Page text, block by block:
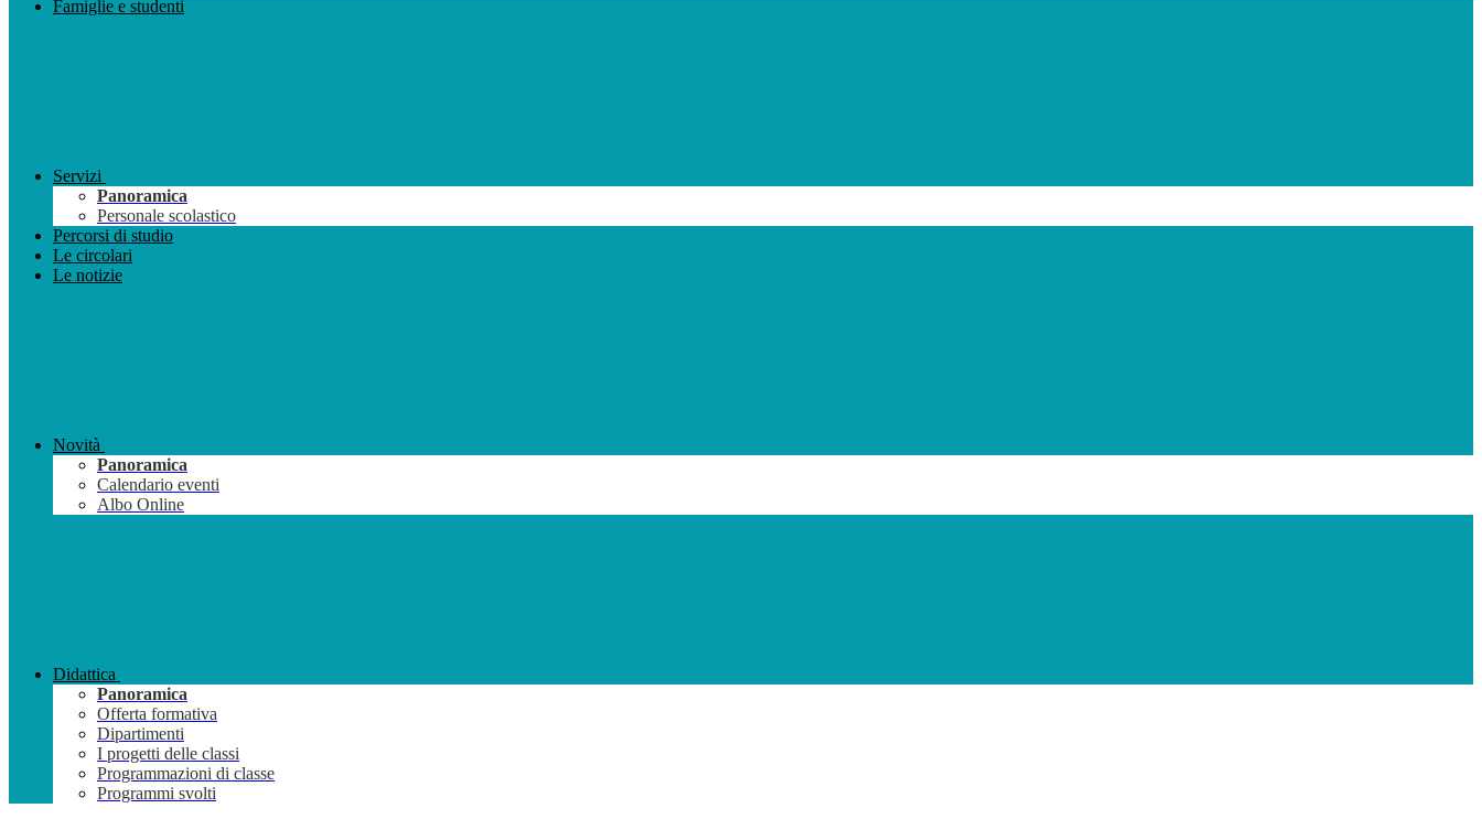
Famiglie e studenti
Servizi
Panoramica
Personale scolastico
Percorsi di studio
Le circolari
Le notizie
Novità
Panoramica
Calendario eventi
Albo Online
Didattica
Panoramica
Offerta formativa
Dipartimenti
I progetti delle classi
Programmazioni di classe
Programmi svolti